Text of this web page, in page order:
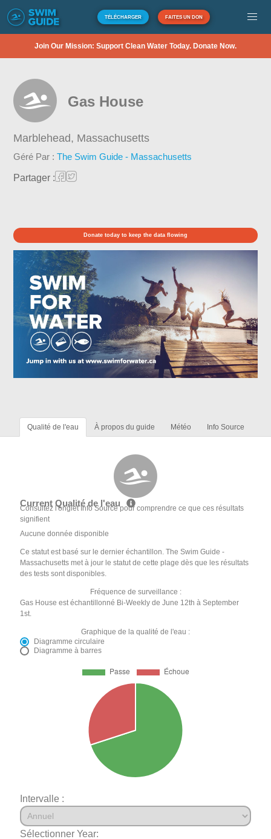
TÉLÉCHARGER FAITES UN DON
Join Our Mission: Support Clean Water Today. Donate Now.
Gas House
Marblehead, Massachusetts
Géré Par :The Swim Guide - Massachusetts
Partager :
Donate today to keep the data flowing
Qualité de l'eau À propos du guide Météo Info Source
Current Qualité de l'eau
Consultez l'onglet Info Source pour comprendre ce que ces résultats
signifient
Aucune donnée disponible
Ce statut est basé sur le dernier échantillon. The Swim Guide -
Massachusetts met à jour le statut de cette plage dès que les résultats
des tests sont disponibles.
Fréquence de surveillance :
Gas House est échantillonné Bi-Weekly de June 12th à September
1st.
Graphique de la qualité de l'eau :
Diagramme circulaire
Diagramme à barres
Intervalle :
Sélectionner Year: